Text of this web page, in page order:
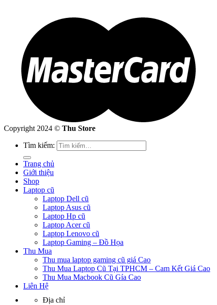
Copyright 2024 © Thu Store
Tìm kiếm:
Trang chủ
Giới thiệu
Shop
Laptop cũ
Laptop Dell cũ
Laptop Asus cũ
Laptop Hp cũ
Laptop Acer cũ
Laptop Lenovo cũ
Laptop Gaming – Đồ Họa
Thu Mua
Thu mua laptop gaming cũ giá Cao
Thu Mua Laptop Cũ Tại TPHCM – Cam Kết Giá Cao
Thu Mua Macbook Cũ Gía Cao
Liên Hệ
Địa chỉ